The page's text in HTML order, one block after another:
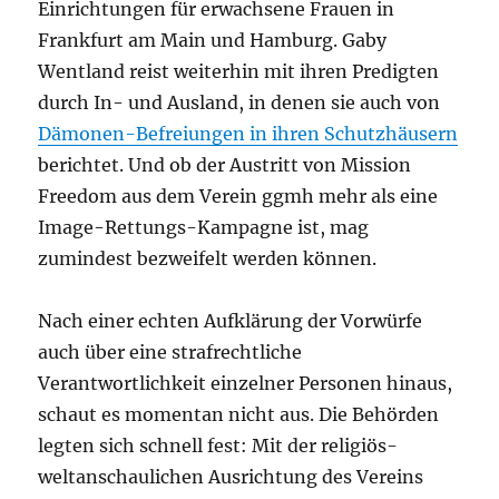
Einrichtungen für erwachsene Frauen in
Frankfurt am Main und Hamburg. Gaby
Wentland reist weiterhin mit ihren Predigten
durch In- und Ausland, in denen sie auch von
Dämonen-Befreiungen in ihren Schutzhäusern
berichtet. Und ob der Austritt von Mission
Freedom aus dem Verein ggmh mehr als eine
Image-Rettungs-Kampagne ist, mag
zumindest bezweifelt werden können.
Nach einer echten Aufklärung der Vorwürfe
auch über eine strafrechtliche
Verantwortlichkeit einzelner Personen hinaus,
schaut es momentan nicht aus. Die Behörden
legten sich schnell fest: Mit der religiös-
weltanschaulichen Ausrichtung des Vereins